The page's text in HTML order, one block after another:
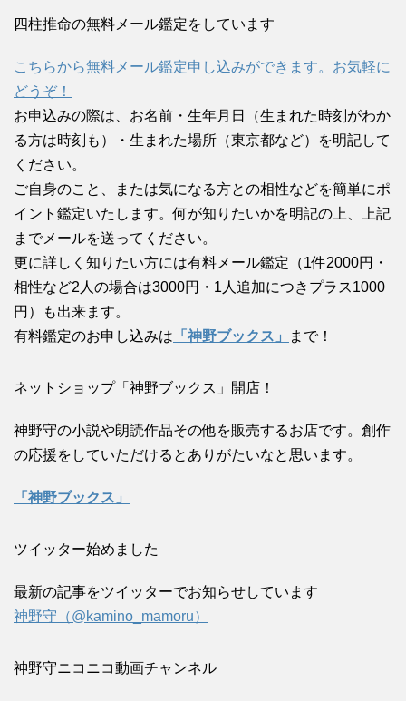
四柱推命の無料メール鑑定をしています
こちらから無料メール鑑定申し込みができます。お気軽に
どうぞ！
お申込みの際は、お名前・生年月日（生まれた時刻がわか
る方は時刻も）・生まれた場所（東京都など）を明記して
ください。
ご自身のこと、または気になる方との相性などを簡単にポ
イント鑑定いたします。何が知りたいかを明記の上、上記
までメールを送ってください。
更に詳しく知りたい方には有料メール鑑定（1件2000円・
相性など2人の場合は3000円・1人追加につきプラス1000
円）も出来ます。
有料鑑定のお申し込みは 「神野ブックス」 まで！
ネットショップ「神野ブックス」開店！
神野守の小説や朗読作品その他を販売するお店です。創作
の応援をしていただけるとありがたいなと思います。
「神野ブックス」
ツイッター始めました
最新の記事をツイッターでお知らせしています
神野守（@kamino_mamoru）
神野守ニコニコ動画チャンネル